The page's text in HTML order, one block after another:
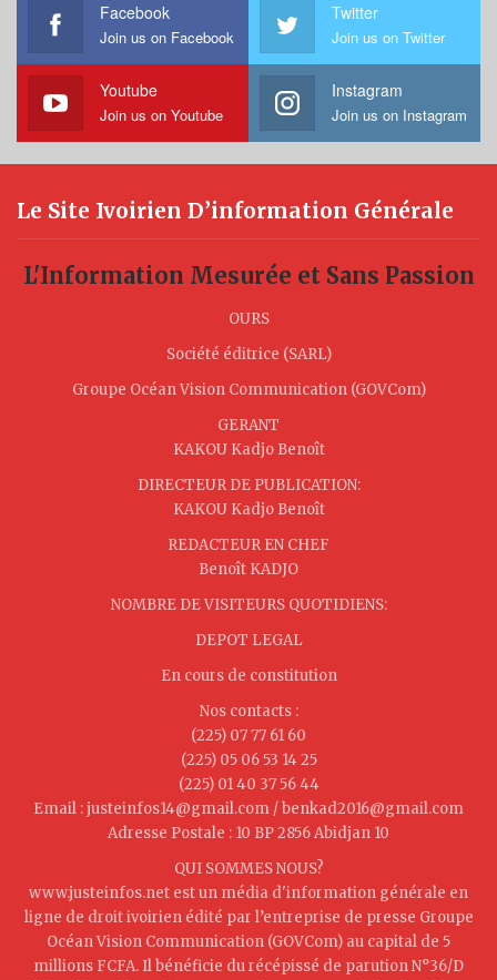
Facebook
Join us on Facebook
Twitter
Join us on Twitter
Youtube
Join us on Youtube
Instagram
Join us on Instagram
Le Site Ivoirien D’information Générale
L'Information Mesurée et Sans Passion
OURS
Société éditrice (SARL)
Groupe Océan Vision Communication (GOVCom)
GERANT
KAKOU Kadjo Benoît
DIRECTEUR DE PUBLICATION:
KAKOU Kadjo Benoît
REDACTEUR EN CHEF
Benoît KADJO
NOMBRE DE VISITEURS QUOTIDIENS:
DEPOT LEGAL
En cours de constitution
Nos contacts :
(225) 07 77 61 60
(225) 05 06 53 14 25
(225) 01 40 37 56 44
Email : justeinfos14@gmail.com / benkad2016@gmail.com
Adresse Postale : 10 BP 2856 Abidjan 10
QUI SOMMES NOUS?
www.justeinfos.net est un média d'information générale en
ligne de droit ivoirien édité par l’entreprise de presse Groupe
Océan Vision Communication (GOVCom) au capital de 5
millions FCFA. Il bénéficie du récépissé de parution N°36/D